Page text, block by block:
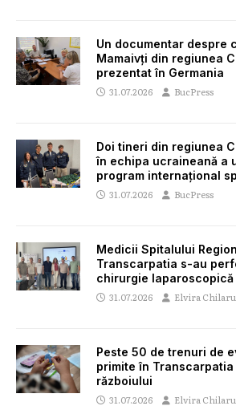
Un documentar despre
Mamaivți din regiunea
prezentat în Germania
31.07.2026 BucPress
Doi tineri din regiunea
în echipa ucraineană a
program internațional
31.07.2026 BucPress
Medicii Spitalului
Transcarpatia s-au
chirurgie laparoscopică
31.07.2026 Elvira Chilaru
Peste 50 de trenuri de
primite în
războiului
31.07.2026 Elvira Chilaru